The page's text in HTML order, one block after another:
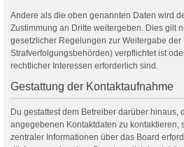
Andere als die oben genannten Daten wird
Zustimmung an Dritte weitergeben. Dies gilt
gesetzlicher Regelungen zur Weitergabe der
Strafverfolgungsbehörden) verpflichtet ist
rechtlicher Interessen erforderlich sind.
Gestattung der Kontaktaufnahme
Du gestattest dem Betreiber darüber hinaus,
angegebenen Kontaktdaten zu kontaktieren,
zentraler Informationen über das Board